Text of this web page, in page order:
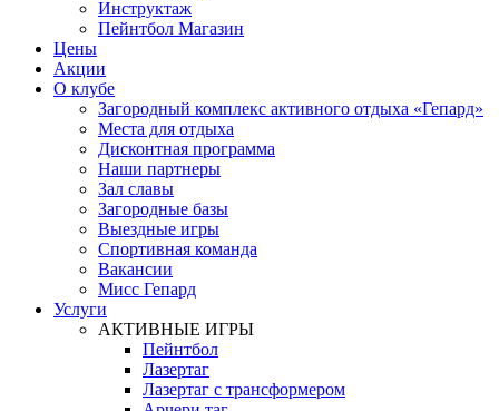
Инструктаж
Пейнтбол Магазин
Цены
Акции
О клубе
Загородный комплекс активного отдыха «Гепард»
Места для отдыха
Дисконтная программа
Наши партнеры
Зал славы
Загородные базы
Выездные игры
Спортивная команда
Вакансии
Мисс Гепард
Услуги
АКТИВНЫЕ ИГРЫ
Пейнтбол
Лазертаг
Лазертаг с трансформером